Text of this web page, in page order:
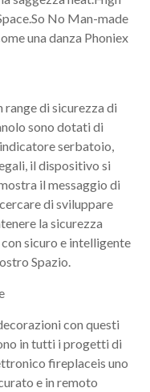
No Man-made
una danza Phoniex
di sicurezza di
sono dotati di
serbatoio,
il dispositivo si
il messaggio di
di sviluppare
la sicurezza
sicuro e intelligente
Spazio.
con questi
in tutti i progetti di
fireplaceis uno
e in remoto